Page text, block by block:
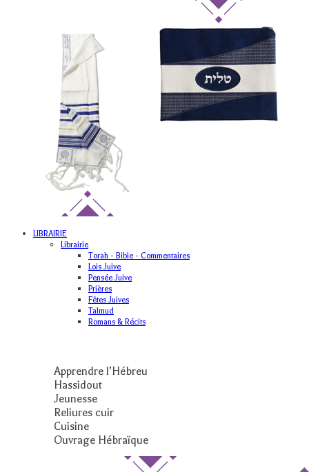
LIBRAIRIE
Librairie
Torah - Bible - Commentaires
Lois Juive
Pensée Juive
Prières
Fêtes Juives
Talmud
Romans & Récits
Apprendre l’Hébreu
Hassidout
Jeunesse
Reliures cuir
Cuisine
Ouvrage Hébraïque